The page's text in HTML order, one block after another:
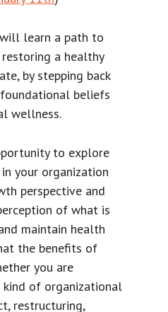
learn a path to
a healthy
by stepping back
beliefs
wellness.
to explore
your organization
perspective and
of what is
maintain health
the benefits of
you are
kind of organizational
restructuring,